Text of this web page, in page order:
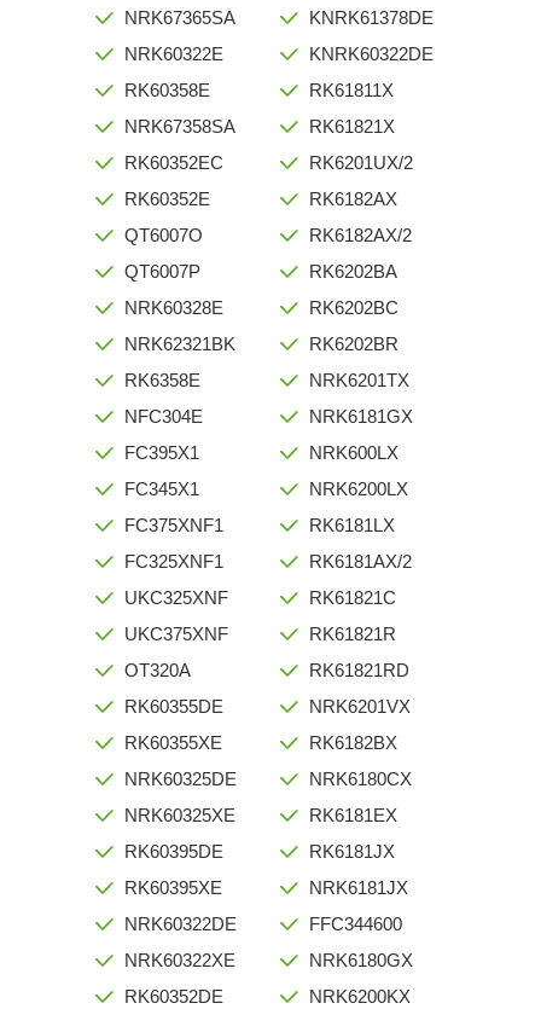
NRK67365SA
NRK60322E
RK60358E
NRK67358SA
RK60352EC
RK60352E
QT6007O
QT6007P
NRK60328E
NRK62321BK
RK6358E
NFC304E
FC395X1
FC345X1
FC375XNF1
FC325XNF1
UKC325XNF
UKC375XNF
OT320A
RK60355DE
RK60355XE
NRK60325DE
NRK60325XE
RK60395DE
RK60395XE
NRK60322DE
NRK60322XE
RK60352DE
KNRK61378DE
KNRK60322DE
RK61811X
RK61821X
RK6201UX/2
RK6182AX
RK6182AX/2
RK6202BA
RK6202BC
RK6202BR
NRK6201TX
NRK6181GX
NRK600LX
NRK6200LX
RK6181LX
RK6181AX/2
RK61821C
RK61821R
RK61821RD
NRK6201VX
RK6182BX
NRK6180CX
RK6181EX
RK6181JX
NRK6181JX
FFC344600
NRK6180GX
NRK6200KX